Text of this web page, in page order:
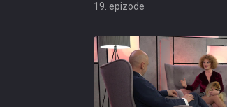
19. epizode